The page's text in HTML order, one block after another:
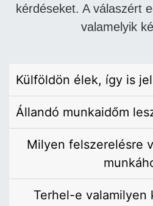
kérdéseket. A válaszért
valamelyik
Külföldön élek, így is
Állandó munkaidőm
Milyen felszerelésre
Terhel-e